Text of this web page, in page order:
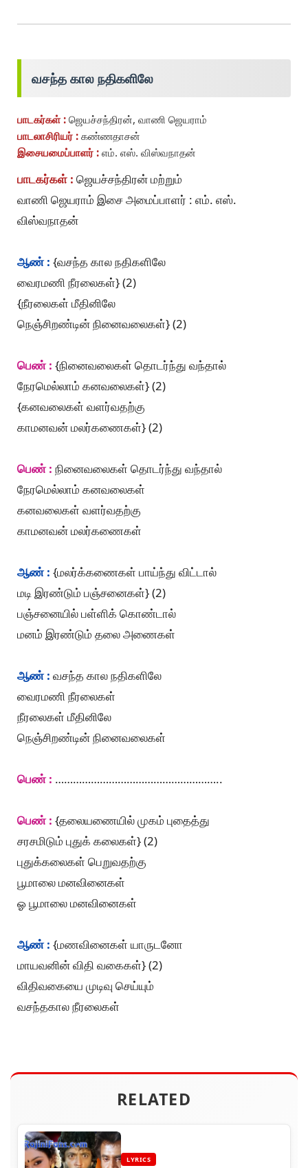
வசந்த கால நதிகளிலே
பாடகர்கள் : ஜெயச்சந்திரன், வாணி ஜெயராம்
பாடலாசிரியர் : கண்ணதாசன்
இசையமைப்பாளர் : எம். எஸ். விஸ்வநாதன்
பாடகர்கள் : ஜெயச்சந்திரன் மற்றும்
வாணி ஜெயராம் இசை அமைப்பாளர் : எம். எஸ்.
விஸ்வநாதன்
ஆண் : {வசந்த கால நதிகளிலே
வைரமணி நீரலைகள்} (2)
{நீரலைகள் மீதினிலே
நெஞ்சிறண்டின் நினைவலைகள்} (2)
பெண் : {நினைவலைகள் தொடர்ந்து வந்தால்
நேரமெல்லாம் கனவலைகள்} (2)
{கனவலைகள் வளர்வதற்கு
காமனவன் மலர்கணைகள்} (2)
பெண் : நினைவலைகள் தொடர்ந்து வந்தால்
நேரமெல்லாம் கனவலைகள்
கனவலைகள் வளர்வதற்கு
காமனவன் மலர்கணைகள்
ஆண் : {மலர்க்கணைகள் பாய்ந்து விட்டால்
மடி இரண்டும் பஞ்சனைகள்} (2)
பஞ்சனையில் பள்ளிக் கொண்டால்
மனம் இரண்டும் தலை அணைகள்
ஆண் : வசந்த கால நதிகளிலே
வைரமணி நீரலைகள்
நீரலைகள் மீதினிலே
நெஞ்சிறண்டின் நினைவலைகள்
பெண் : ………………………………………………..
பெண் : {தலையணையில் முகம் புதைத்து
சரசமிடும் புதுக் கலைகள்} (2)
புதுக்கலைகள் பெறுவதற்கு
பூமாலை மனவினைகள்
ஓ பூமாலை மனவினைகள்
ஆண் : {மணவினைகள் யாருடனோ
மாயவனின் விதி வகைகள்} (2)
விதிவகையை முடிவு செய்யும்
வசந்தகால நீரலைகள்
RELATED
LYRICS